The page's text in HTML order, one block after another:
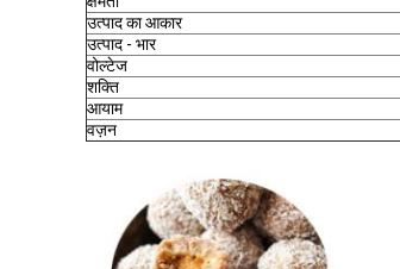
उत्पाद का आकार
उत्पाद - भार
वोल्टेज
शक्ति
आयाम
वज़न